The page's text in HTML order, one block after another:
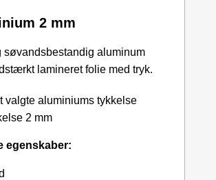
2 mm
søvandsbestandig aluminum
lamineret folie med tryk.
valgte aluminiums tykkelse
2 mm
egenskaber: